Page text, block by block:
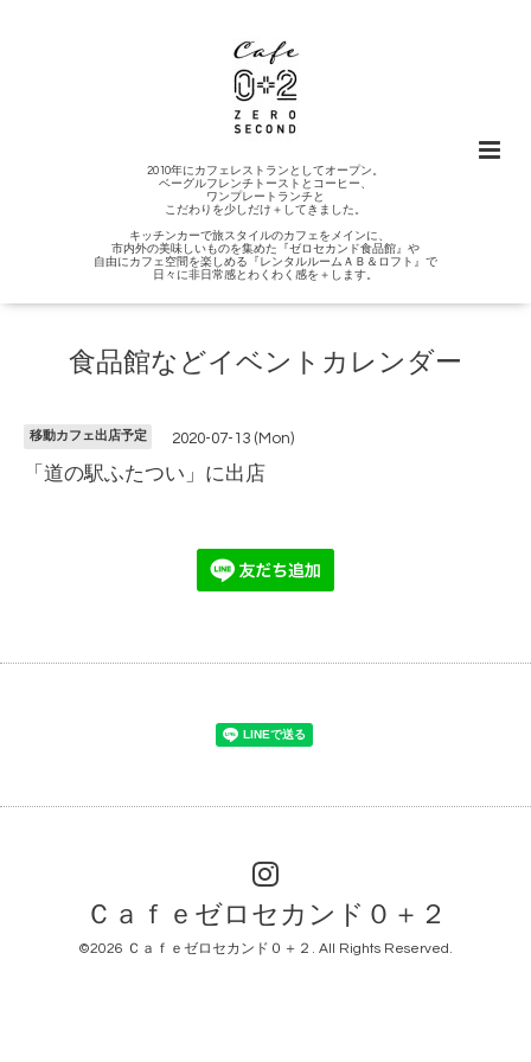
2010年にカフェレストランとしてオープン。
ベーグルフレンチトーストとコーヒー、
ワンプレートランチと
こだわりを少しだけ＋してきました。
キッチンカーで旅スタイルのカフェをメインに、
市内外の美味しいものを集めた『ゼロセカンド食品館』や
自由にカフェ空間を楽しめる『レンタルルームＡＢ＆ロフト』で
日々に非日常感とわくわく感を＋します。
食品館などイベントカレンダー
移動カフェ出店予定 2020-07-13 (Mon)
「道の駅ふたつい」に出店
Ｃａｆｅゼロセカンド０＋２
©2026 Ｃａｆｅゼロセカンド０＋２ . All Rights Reserved.